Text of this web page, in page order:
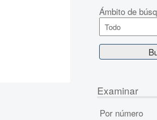
Ámbito de
Examinar
Por número